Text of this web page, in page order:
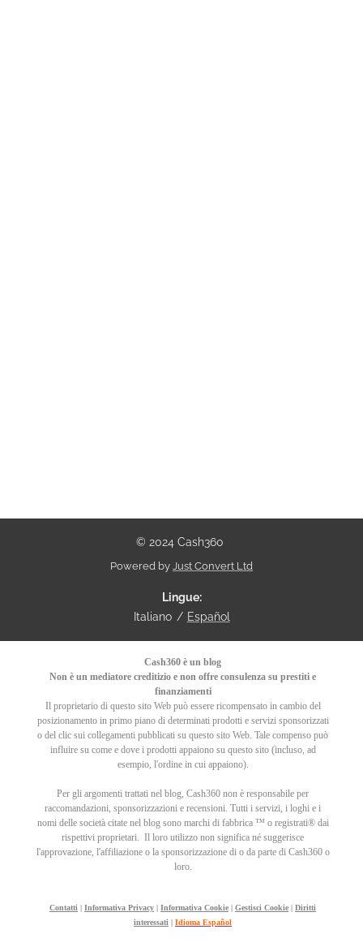
© 2024 Cash360
Powered by Just Convert Ltd
Lingue
Italiano
Español
Cash360 è un blog
Non è un mediatore creditizio e non offre consulenza su prestiti e
finanziamenti
Il proprietario di questo sito Web può essere ricompensato in cambio del
posizionamento in primo piano di determinati prodotti e servizi sponsorizzati
o del clic sui collegamenti pubblicati su questo sito Web. Tale compenso può
influire su come e dove i prodotti appaiono su questo sito (incluso, ad
esempio, l'ordine in cui appaiono).
Per gli argomenti trattati nel blog, Cash360 non è responsabile per
raccomandazioni, sponsorizzazioni e recensioni. Tutti i servizi, i loghi e i
nomi delle società citate nel blog sono marchi di fabbrica ™ o registrati® dai
rispettivi proprietari. Il loro utilizzo non significa né suggerisce
l'approvazione, l'affiliazione o la sponsorizzazione di o da parte di Cash360 o
loro.
Contatti | Informativa Privacy | Informativa Cookie | Gestisci Cookie | Diritti
interessati | Idioma Español